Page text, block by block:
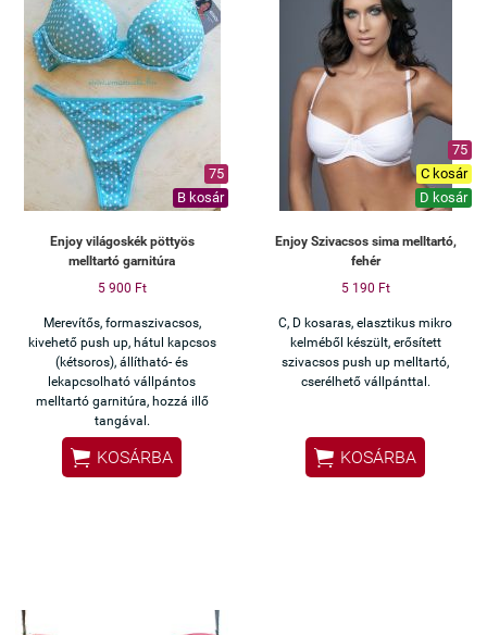
75
B kosár
Enjoy világoskék pöttyös
melltartó garnitúra
5 900 Ft
Merevítős, formaszivacsos,
kivehető push up, hátul kapcsos
(kétsoros), állítható- és
lekapcsolható vállpántos
melltartó garnitúra, hozzá illő
tangával.
 KOSÁRBA
75
C kosár
D kosár
Enjoy Szivacsos sima melltartó,
fehér
5 190 Ft
C, D kosaras, elasztikus mikro
kelméből készült, erősített
szivacsos push up melltartó,
cserélhető vállpánttal.
 KOSÁRBA